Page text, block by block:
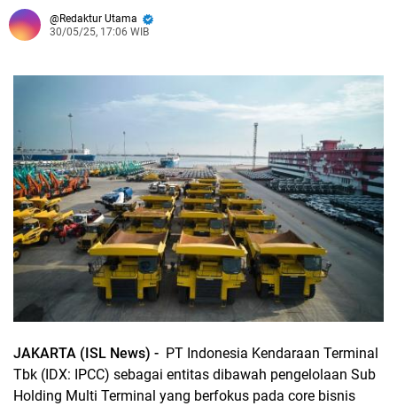
Redaktur Utama
30/05/25, 17:06 WIB
JAKARTA (ISL News) - PT Indonesia Kendaraan Terminal
Tbk (IDX: IPCC) sebagai entitas dibawah pengelolaan Sub
Holding Multi Terminal yang berfokus pada core bisnis